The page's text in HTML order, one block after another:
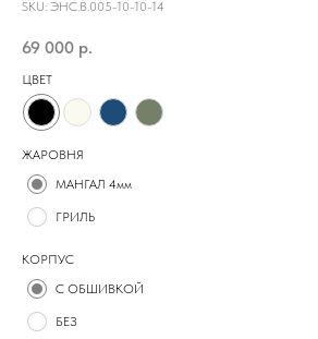
SKU: ЭНС.B.005-10-10-14
69 000 р.
ЦВЕТ
ЖАРОВНЯ
МАНГАЛ 4мм
ГРИЛЬ
КОРПУС
С ОБШИВКОЙ
БЕЗ